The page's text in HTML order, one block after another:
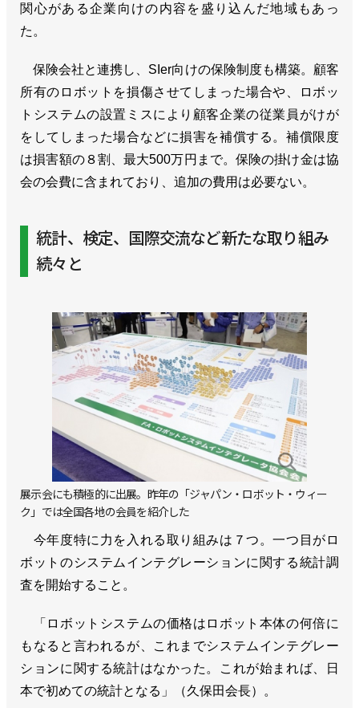
関心がある企業向けの内容を盛り込んだ地域もあっ
た。
保険会社と連携し、SIer向けの保険制度も構築。顧客
所有のロボットを損傷させてしまった場合や、ロボッ
トシステムの設置ミスにより顧客企業の従業員がけが
をしてしまった場合などに損害を補償する。補償限度
は損害額の８割、最大500万円まで。保険の掛け金は協
会の会費に含まれており、追加の費用は必要ない。
統計、検定、国際交流など新たな取り組み
続々と
展示会にも積極的に出展。昨年の「ジャパン・ロボット・ウィー
ク」では全国各地の会員を紹介した
今年度特に力を入れる取り組みは７つ。一つ目がロ
ボットのシステムインテグレーションに関する統計調
査を開始すること。
「ロボットシステムの価格はロボット本体の何倍に
もなると言われるが、これまでシステムインテグレー
ションに関する統計はなかった。これが始まれば、日
本で初めての統計となる」（久保田会長）。